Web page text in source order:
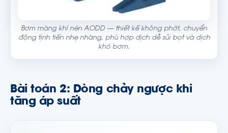
Bơm màng khí nén AODD — thiết kế không phớt, chuyển
động tịnh tiến nhẹ nhàng, phù hợp dịch dễ sủi bọt và dịch
khó bơm.
Bài toán 2: Dòng chảy ngược khi
tăng áp suất